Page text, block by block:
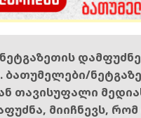
ბათუმელები/
თავისუფალი
მიიჩნევს,